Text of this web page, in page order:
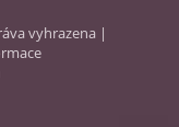
vyhrazena |